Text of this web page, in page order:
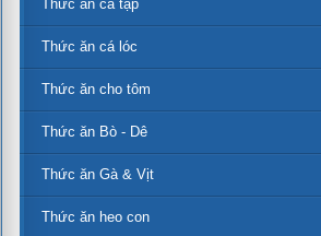
Thức ăn cá tạp
Thức ăn cá lóc
Thức ăn cho tôm
Thức ăn Bò - Dê
Thức ăn Gà & Vịt
Thức ăn heo con